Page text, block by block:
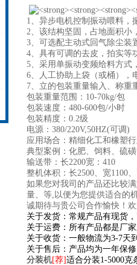
1、异步电机控制振动喂料，
2、该结构坚固，占地面积小
3、可选配主动式回气除尘装
4、 具有可调的去皮，拍实等
5、 采用单振动变频给料方式
6、人工协助上袋（或桶），
7、立的包装重量输入、称重
包装重量范围：10-70kg/包
包装速度：480-600包/小时
包装精度：0.2级
电源：380/220V,50HZ(可调)
应用场合：精细化工和橡塑
典型案例：化肥、饲料、硫
输送带：长2200宽：410
整机体积：长2500、宽1100
如果您对我司的产品还比较
量、等,以便为您提供适合的
诚期待与贵公司合作愉快！
关于发货：常规产品有现货
关于运费：所有产品都是厂
关于收货：一般物流为3-7天
关于售后：产品均为一年保
分装机[荐]适合分装1-5000